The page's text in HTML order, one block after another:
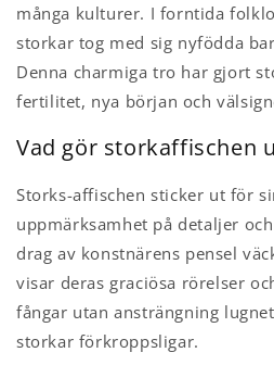
många kulturer. I forntida
storkar tog med sig nyfödda
Denna charmiga tro har gjort
fertilitet, nya början och
Vad gör storkaffischen
Storks-affischen sticker ut för
uppmärksamhet på detaljer
drag av konstnärens pensel
visar deras graciösa rörelser
fångar utan ansträngning
storkar förkroppsligar.